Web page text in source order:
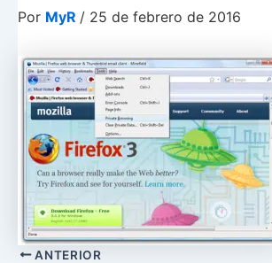
Por MyR / 25 de febrero de 2016
ANTERIOR